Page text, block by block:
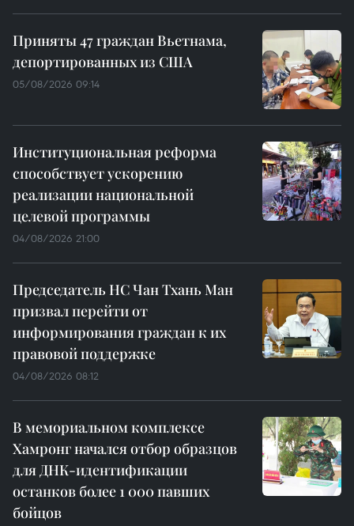
Приняты 47 граждан Вьетнама,
депортированных из США
05/08/2026 09:14
Институциональная реформа
способствует ускорению
реализации национальной
целевой программы
04/08/2026 21:00
Председатель НС Чан Тхань Ман
призвал перейти от
информирования граждан к их
правовой поддержке
04/08/2026 08:12
В мемориальном комплексе
Хамронг начался отбор образцов
для ДНК-идентификации
останков более 1 000 павших
бойцов